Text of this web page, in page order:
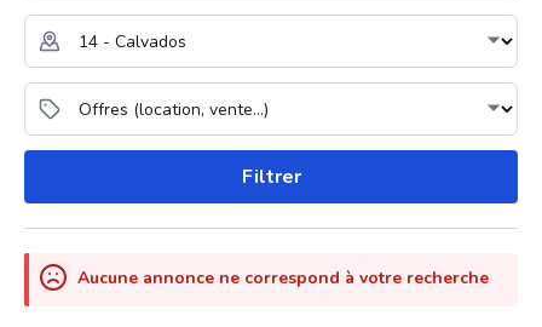
Filtrer
Aucune annonce ne correspond à votre recherche